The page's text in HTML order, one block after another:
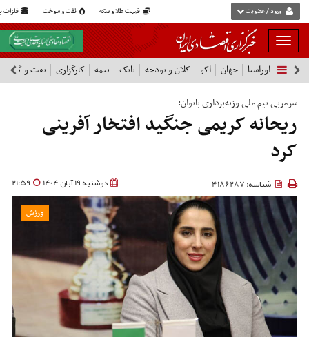
قیمت طلا و سکه نفت و سوخت فلزات ورود / عضویت
بار
و
بسته
نمودن
فهرست
اوراسیا جهان اکو کلان و بودجه بانک بیمه کارگزاری نفت و گاز
سرمربی تیم ملی وزنه‌برداری بانوان:
ریحانه کریمی جنگید افتخار آفرینی
کرد
دوشنبه 19 آبان 1404 21:59 شناسه: 4186287
ورزش